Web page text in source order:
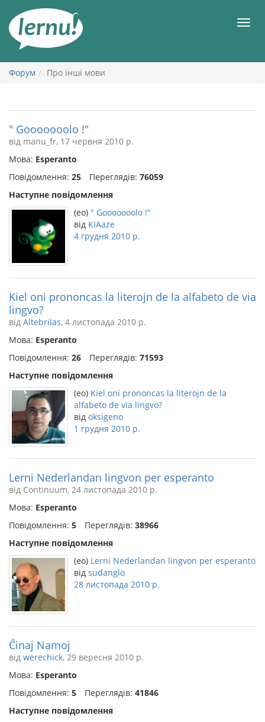
змісту
Форум Про інші мови
" Gooooooolo !"
від manu_fr, 17 червня 2010 р.
Мова: Esperanto
Повідомлення: 25 Переглядів: 76059
Наступне повідомлення
(eo) " Gooooooolo !"
від KIAaze
4 грудня 2010 р.
Kiel oni prononcas la literojn de la alfabeto de via
lingvo?
від Altebrilas, 4 листопада 2010 р.
Мова: Esperanto
Повідомлення: 26 Переглядів: 71593
Наступне повідомлення
(eo) Kiel oni prononcas la literojn de la
alfabeto de via lingvo?
від oksigeno
1 грудня 2010 р.
Lerni Nederlandan lingvon per esperanto
від Continuum, 24 листопада 2010 р.
Мова: Esperanto
Повідомлення: 5 Переглядів: 38966
Наступне повідомлення
(eo) Lerni Nederlandan lingvon per esperanto
від sudanglo
28 листопада 2010 р.
Ĉinaj Namoj
від werechick, 29 вересня 2010 р.
Мова: Esperanto
Повідомлення: 5 Переглядів: 41846
Наступне повідомлення